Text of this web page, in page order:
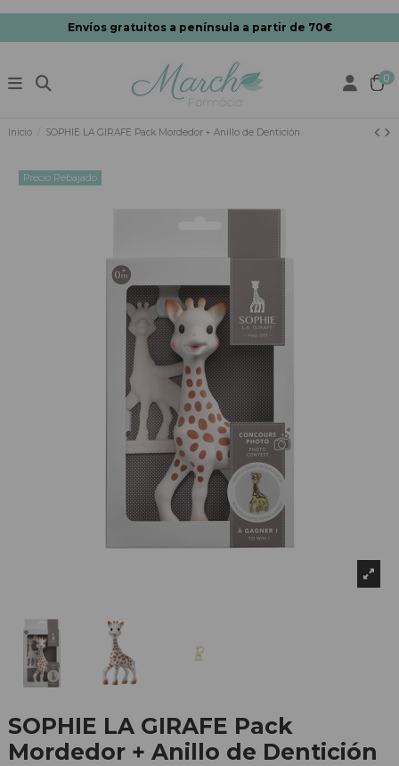
Envíos gratuitos a península a partir de 70€
0
Inicio SOPHIE LA GIRAFE Pack Mordedor + Anillo de Dentición
Precio Rebajado
SOPHIE LA GIRAFE Pack
Mordedor + Anillo de Dentición